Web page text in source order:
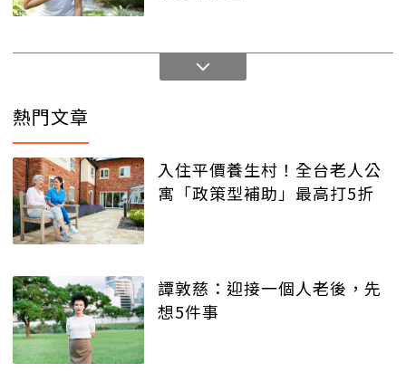
熱門文章
入住平價養生村！全台老人公
寓「政策型補助」最高打5折
譚敦慈：迎接一個人老後，先
想5件事